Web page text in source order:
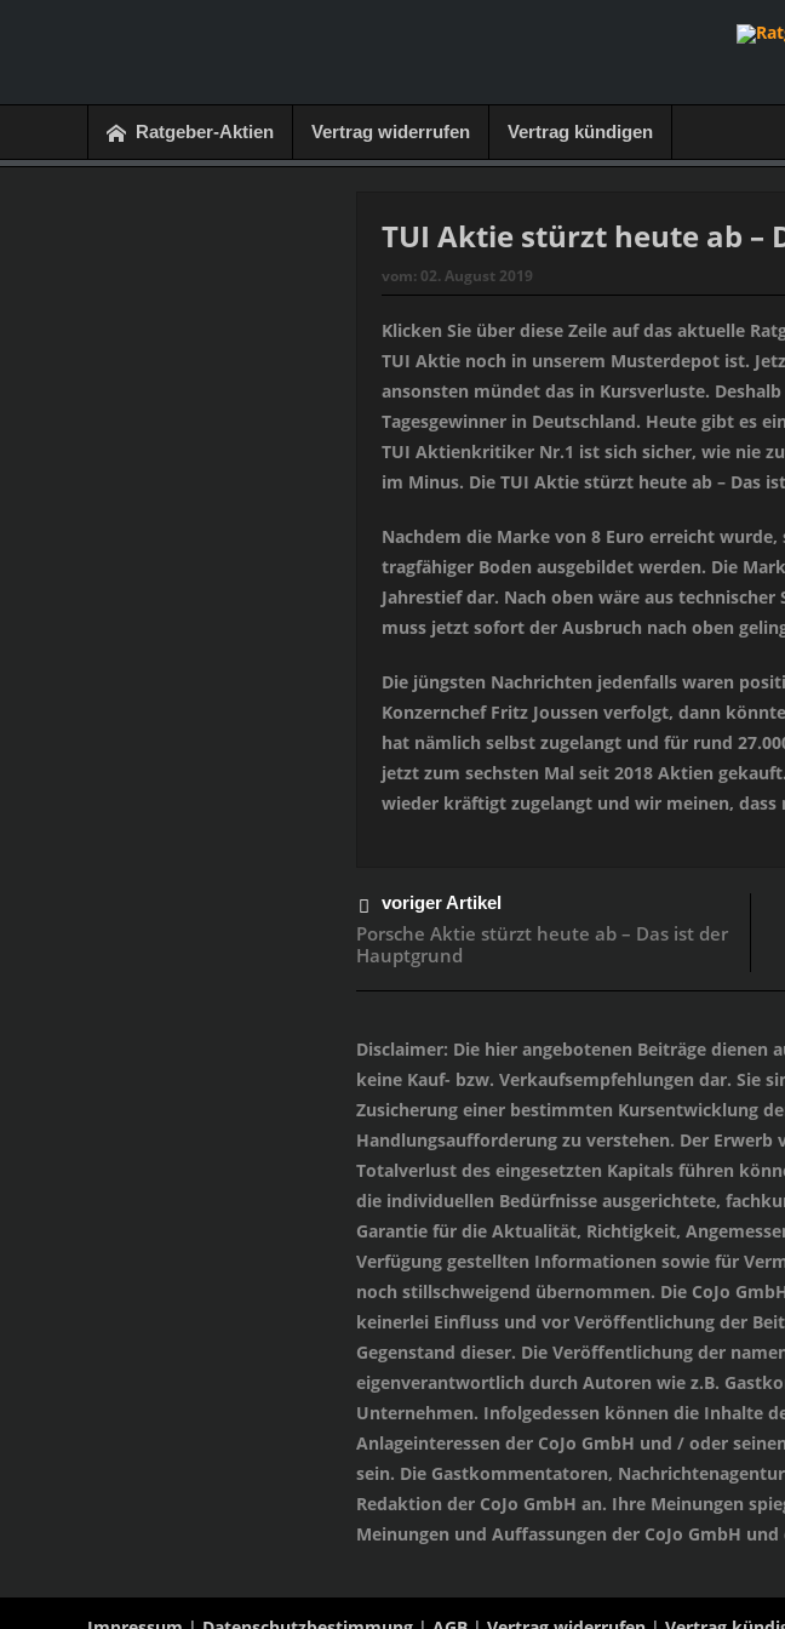
Ratgeber-Aktien Vertrag widerrufen Vertrag kündigen
TUI Aktie stürzt heute ab –
vom: 02. August 2019
Klicken Sie über diese Zeile auf das aktuelle
TUI Aktie noch in unserem Musterdepot ist.
ansonsten mündet das in Kursverluste.
Tagesgewinner in Deutschland. Heute gibt es
TUI Aktienkritiker Nr.1 ist sich sicher, wie nie
im Minus. Die TUI Aktie stürzt heute ab – Das
Nachdem die Marke von 8 Euro erreicht
tragfähiger Boden ausgebildet werden. Die
Jahrestief dar. Nach oben wäre aus technischer
muss jetzt sofort der Ausbruch nach oben
Die jüngsten Nachrichten jedenfalls waren
Konzernchef Fritz Joussen verfolgt, dann
hat nämlich selbst zugelangt und für rund
jetzt zum sechsten Mal seit 2018 Aktien
wieder kräftigt zugelangt und wir meinen, dass
voriger Artikel
Porsche Aktie stürzt heute ab – Das ist der
Hauptgrund
Disclaimer: Die hier angebotenen Beiträge dienen
keine Kauf- bzw. Verkaufsempfehlungen dar. Sie
Zusicherung einer bestimmten Kursentwicklung
Handlungsaufforderung zu verstehen. Der
Totalverlust des eingesetzten Kapitals führen
die individuellen Bedürfnisse ausgerichtete,
Garantie für die Aktualität, Richtigkeit,
Verfügung gestellten Informationen sowie für
noch stillschweigend übernommen. Die CoJo
keinerlei Einfluss und vor Veröffentlichung der
Gegenstand dieser. Die Veröffentlichung der
eigenverantwortlich durch Autoren wie z.B.
Unternehmen. Infolgedessen können die Inhalte
Anlageinteressen der CoJo GmbH und / oder
sein. Die Gastkommentatoren,
Redaktion der CoJo GmbH an. Ihre Meinungen
Meinungen und Auffassungen der CoJo GmbH